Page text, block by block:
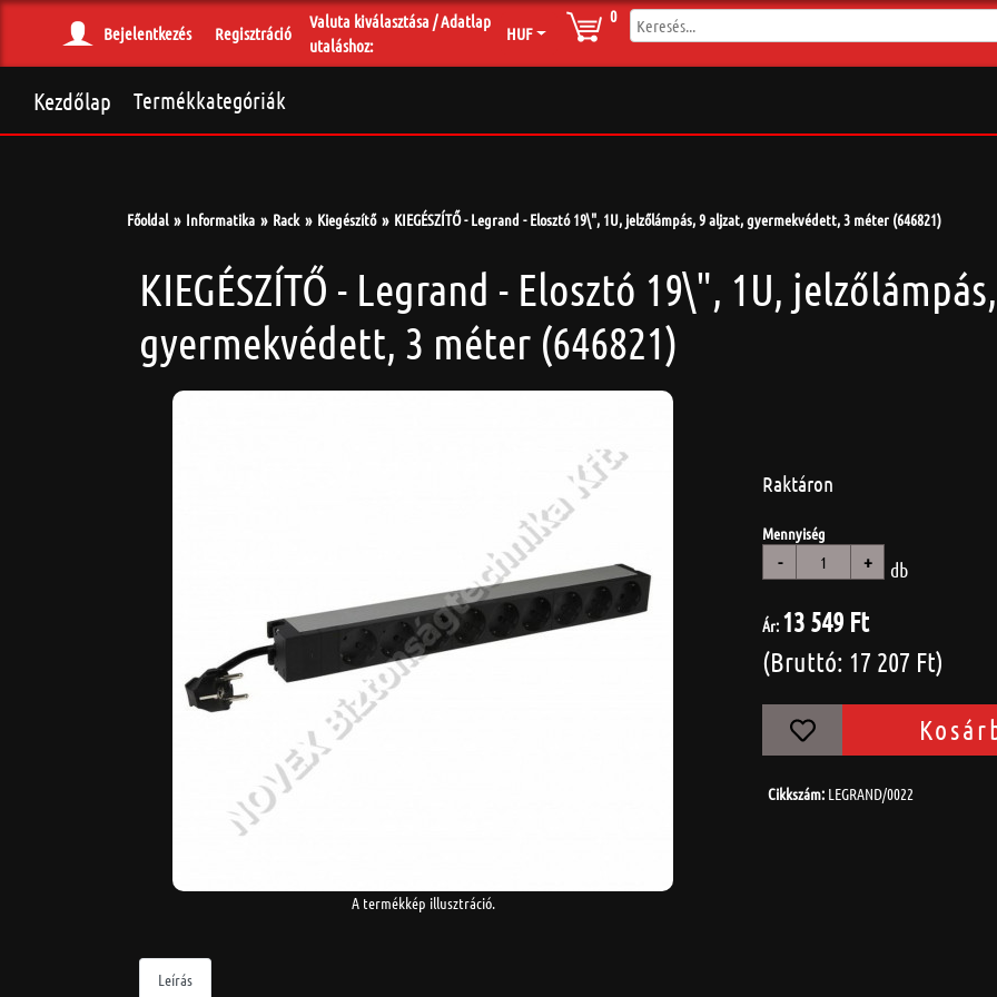
Bejelentkezés Regisztráció
Valuta kiválasztása / Adatlap
utaláshoz:
HUF
0
Termékkategóriák
Kezdőlap
Főoldal Informatika Rack Kiegészítő KIEGÉSZÍTŐ - Legrand - Elosztó 19\", 1U, jelzőlámpás, 9 aljzat, gyermekvédett, 3 méter (646821)
KIEGÉSZÍTŐ - Legrand - Elosztó 19\", 1U,
gyermekvédett, 3 méter (646821)
A termékkép illusztráció.
Raktáron
Mennyiség
- + db
Ár: 13 549 Ft
(Bruttó: 17 207 Ft)
Cikkszám: LEGRAND/0022
Leírás